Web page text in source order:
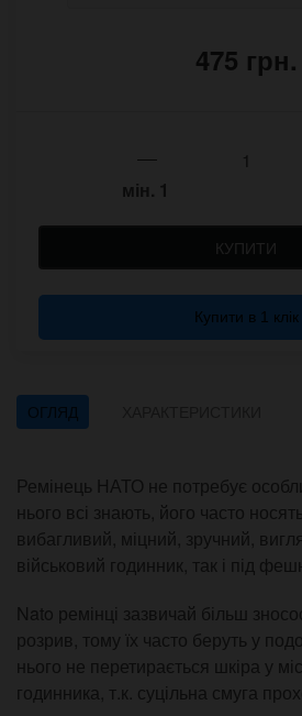
475 грн.
мін. 1
КУПИТИ
Купити в 1 клік
ОГЛЯД
Ремінець НАТО не потребує
нього всі знають, його часто
вибагливий, міцний, зручний,
військовий годинник, так і під
Nato ремінці зазвичай більш
розрив, тому їх часто беруть у
нього не перетирається шкіра у
годинника, т.к. суцільна смуга